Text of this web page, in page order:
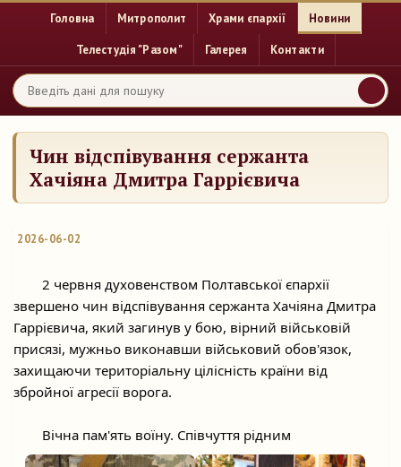
Головна Митрополит Храми єпархії Новини
Телестудія "Разом" Галерея Контакти
Чин відспівування сержанта
Хачіяна Дмитра Гаррієвича
2026-06-02
звершено чин відспівування сержанта Хачіяна Дмитра
Гаррієвича, який загинув у бою, вірний військовій
присязі, мужньо виконавши військовий обов'язок,
захищаючи територіальну цілісність країни від
збройної агресії ворога.
	Вічна пам'ять воїну. Співчуття рідним